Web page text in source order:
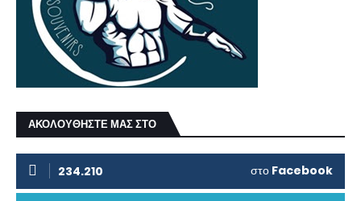
ΑΚΟΛΟΥΘΗΣΤΕ ΜΑΣ ΣΤΟ
234.210 στο Facebook